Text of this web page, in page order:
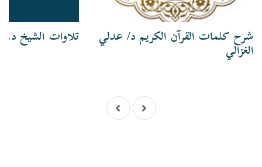
شرح كلمات القرآن الكريم د/ عدلي
الغزالي
تلاوات الشيخ د.